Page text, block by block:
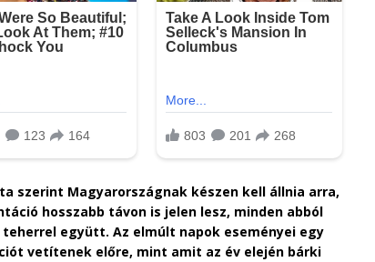
szerint Magyarországnak készen kell állnia arra,
hosszabb távon is jelen lesz, minden abból
együtt. Az elmúlt napok eseményei egy
vetítenek előre, mint amit az év elején bárki